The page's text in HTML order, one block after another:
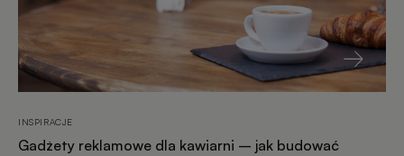
INSPIRACJE
Gadżety reklamowe dla kawiarni – jak budować